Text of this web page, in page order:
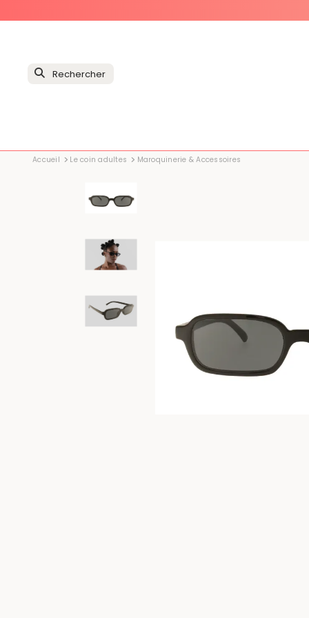
Accueil Le coin adultes Maroquinerie & Accessoires